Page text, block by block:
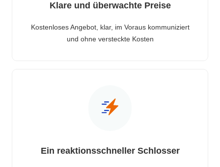
Klare und überwachte Preise
Kostenloses Angebot, klar, im Voraus kommuniziert
und ohne versteckte Kosten
Ein reaktionsschneller Schlosser